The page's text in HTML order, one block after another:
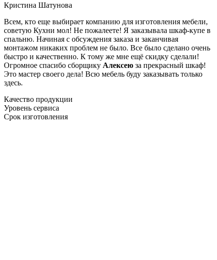
Кристина Шатунова
Всем, кто еще выбирает компанию для изготовления мебели,
советую Кухни мол! Не пожалеете! Я заказывала шкаф-купе в
спальню. Начиная с обсуждения заказа и заканчивая
монтажом никаких проблем не было. Все было сделано очень
быстро и качественно. К тому же мне ещё скидку сделали!
Огромное спасибо сборщику Алексею за прекрасный шкаф!
Это мастер своего дела! Всю мебель буду заказывать только
здесь.
Качество продукции
Уровень сервиса
Срок изготовления